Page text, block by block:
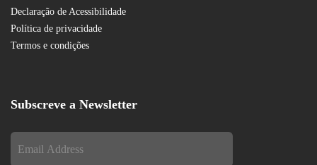
Declaração de Acessibilidade
Política de privacidade
Termos e condições
Subscreve a Newsletter